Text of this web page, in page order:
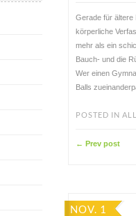
Gerade für ältere
körperliche
mehr als ein
Bauch- und die
Wer einen
Balls
POSTED IN
← Prev post
NOV. 1